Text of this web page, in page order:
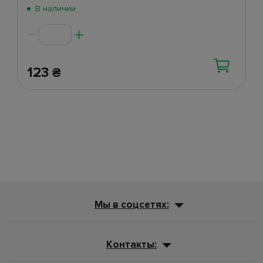
Поступление 5 июня
Поступление 2 июня
В наличии
123 ₴
Мы в соцсетях:
Контакты: